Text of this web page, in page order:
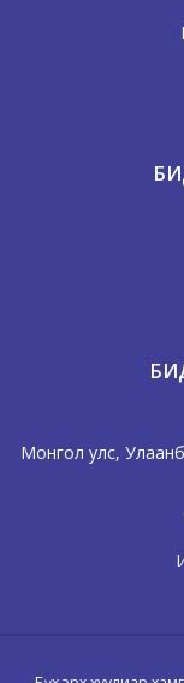
Монгол улс,